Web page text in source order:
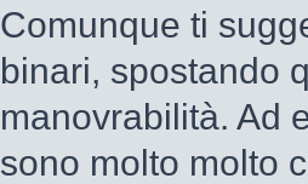
Comunque ti
binari, spostando
manovrabilità. Ad
sono molto molto